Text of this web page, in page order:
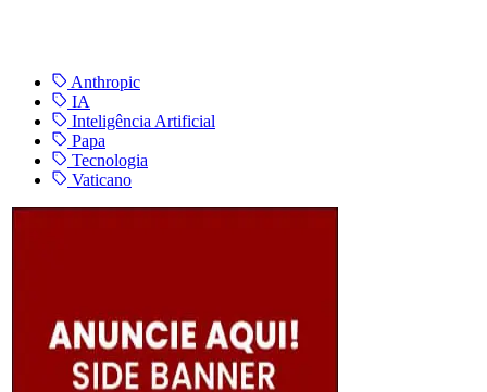
Anthropic
IA
Inteligência Artificial
Papa
Tecnologia
Vaticano